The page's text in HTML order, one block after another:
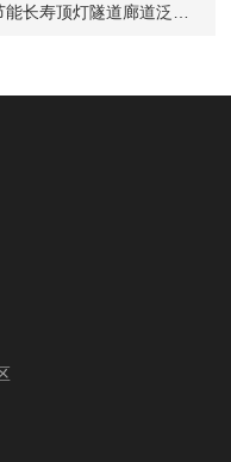
顶灯隧道廊道泛光灯12W